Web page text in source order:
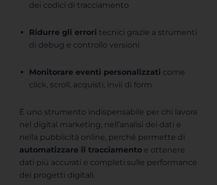
dei codici di tracciamento
Ridurre gli errori tecnici grazie a strumenti
di debug e controllo versioni
Monitorare eventi personalizzati come
click, scroll, acquisti, invii di form
È uno strumento indispensabile per chi lavora
nel digital marketing, nell’analisi dei dati e
nella pubblicità online, perché permette di
automatizzare il tracciamento e ottenere
dati più accurati e completi sulle performance
dei progetti digitali.